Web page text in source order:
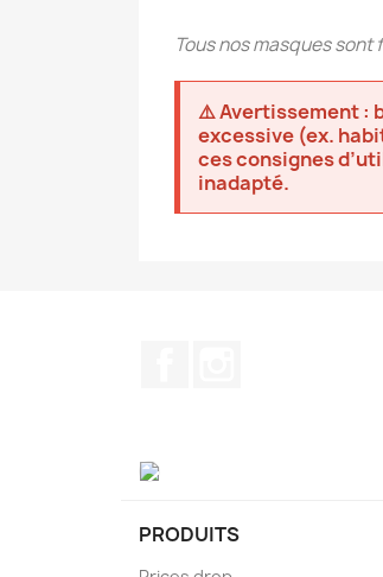
Tous nos masques
⚠️ Avertissement :
excessive (ex.
ces consignes
inadapté.
PRODUITS